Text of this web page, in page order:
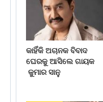
କାହିଁକି ଅଚାନକ ବିବାଦ
ଘେରକୁ ଆସିଲେ ଗାୟକ
କୁମାର ସାନୁ